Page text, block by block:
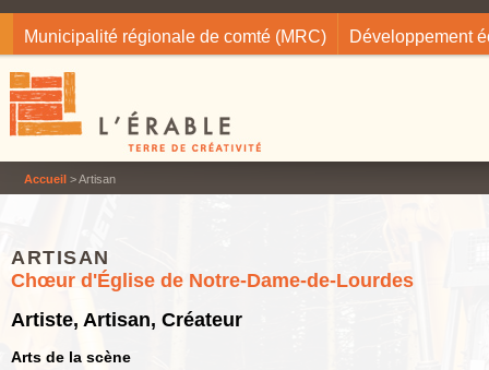
Municipalité régionale de comté (MRC) Développement
Accueil > Artisan
ARTISAN
Chœur d'Église de Notre-Dame-de-Lourdes
Artiste, Artisan, Créateur
Arts de la scène